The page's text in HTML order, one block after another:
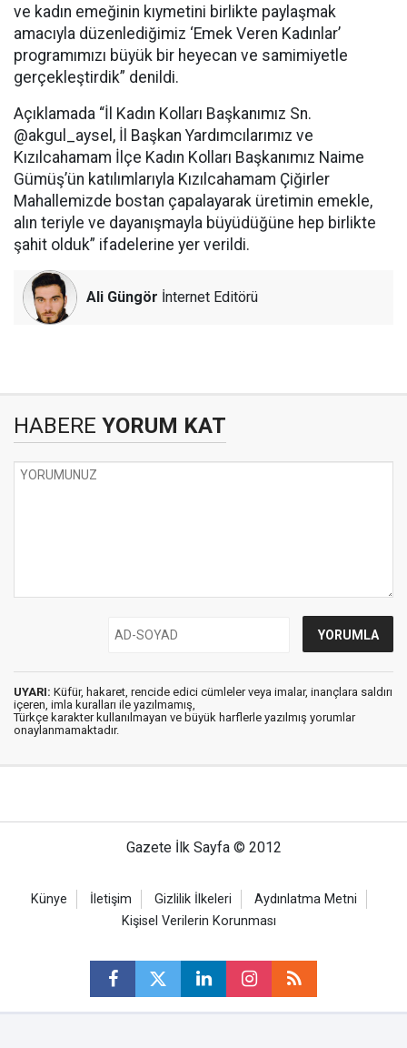
ve kadın emeğinin kıymetini birlikte paylaşmak
amacıyla düzenlediğimiz ‘Emek Veren Kadınlar’
programımızı büyük bir heyecan ve samimiyetle
gerçekleştirdik” denildi.
Açıklamada “İl Kadın Kolları Başkanımız Sn.
@akgul_aysel, İl Başkan Yardımcılarımız ve
Kızılcahamam İlçe Kadın Kolları Başkanımız Naime
Gümüş’ün katılımlarıyla Kızılcahamam Çiğirler
Mahallemizde bostan çapalayarak üretimin emekle,
alın teriyle ve dayanışmayla büyüdüğüne hep birlikte
şahit olduk” ifadelerine yer verildi.
Ali Güngör İnternet Editörü
HABERE YORUM KAT
UYARI: Küfür, hakaret, rencide edici cümleler veya imalar, inançlara saldırı
içeren, imla kuralları ile yazılmamış,
Türkçe karakter kullanılmayan ve büyük harflerle yazılmış yorumlar
onaylanmamaktadır.
Gazete İlk Sayfa © 2012
Künye İletişim Gizlilik İlkeleri
Aydınlatma Metni
Kişisel Verilerin Korunması